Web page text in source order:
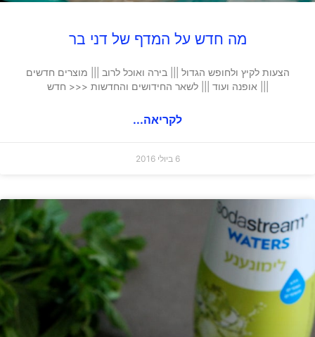
מה חדש על המדף של דני בר
הצעות לקיץ ולחופש הגדול ||| בירה ואוכל לרוב ||| מוצרים חדשים
||| אופנה ועוד ||| לשאר החידושים והחדשות <<< חדש
לקריאה...
6 ביולי 2016